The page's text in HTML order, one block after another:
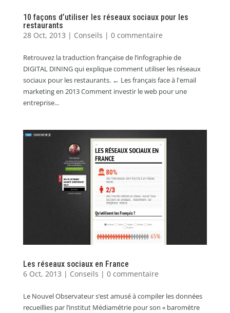
10 façons d’utiliser les réseaux sociaux pour les
restaurants
28 Oct, 2013 | Conseils | 0 commentaire
Retrouvez la traduction française de l’infographie de
DIGITAL DINING qui explique comment utiliser les réseaux
sociaux pour les restaurants. ← Les français face à l'email
marketing en 2013 Comment investir le web pour une
entreprise...
Les réseaux sociaux en France
6 Oct, 2013 | Conseils | 0 commentaire
Le Nouvel Observateur s’est amusé à compiler les données
recueillies par l’institut Médiamétrie pour son « baromètre